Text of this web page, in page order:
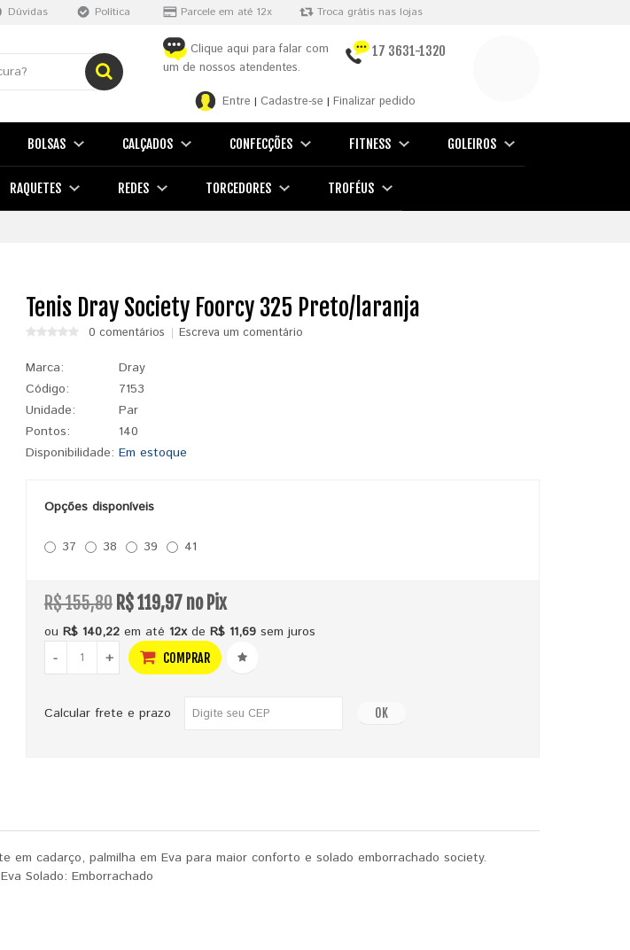
Dúvidas Política Parcele em até 12x Troca grátis nas lojas
Clique aqui para falar com
um de nossos atendentes.
17 3631-1320
Entre | Cadastre-se | Finalizar pedido
BOLSAS CALÇADOS CONFECÇÕES FITNESS GOLEIROS
RAQUETES REDES TORCEDORES TROFÉUS
Tenis Dray Society Foorcy 325 Preto/laranja
0 comentários Escreva um comentário
Marca:
Dray
Código:
7153
Unidade:
Par
Pontos:
140
Disponibilidade: Em estoque
Opções disponíveis
37 38 39 41
R$ 155,80 R$ 119,97 no Pix
ou R$ 140,22em até 12xde R$ 11,69sem juros
-
+ COMPRAR
Calcular frete e prazo OK
cadarço, palmilha em Eva para maior conforto e solado emborrachado society.
Solado: Emborrachado